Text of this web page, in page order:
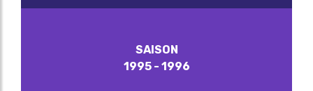
SAISON
1995 - 1996